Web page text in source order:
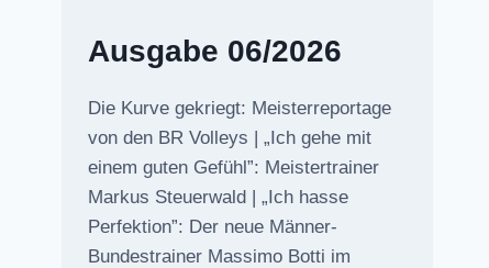
Ausgabe 06/2026
Die Kurve gekriegt: Meisterreportage
von den BR Volleys | „Ich gehe mit
einem guten Gefühl”: Meistertrainer
Markus Steuerwald | „Ich hasse
Perfektion”: Der neue Männer-
Bundestrainer Massimo Botti im